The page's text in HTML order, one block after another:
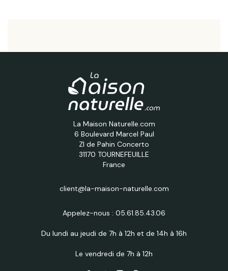
La Maison Naturelle.com
6 Boulevard Marcel Paul
ZI de Pahin Concerto
31170 TOURNEFEUILLE
France
client@la-maison-naturelle.com
Appelez-nous : 05.61.85.43.06
Du lundi au jeudi de 7h à 12h et de 14h à 16h
Le vendredi de 7h à 12h